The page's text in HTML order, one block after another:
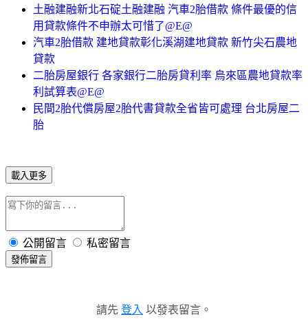
土融建融新北石碇土融建融 汽車2胎借款 條件最優的信
用貸款條件不申辦太可惜了@E@
汽車2胎借款 建地貸款彰化溪湖建地貸款 新竹尖石農地
貸款
二胎房屋銀行 各家銀行二胎房貸利率 烏來區農地貸款率
利試算表@E@
民間2胎代償房屋2胎代書貸款全省皆可處理 台北房屋二
胎
載入更多
公開留言 私密留言
發佈留言
請先 登入 以發表留言。